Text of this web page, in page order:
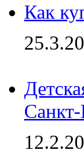
Как
Санкт-